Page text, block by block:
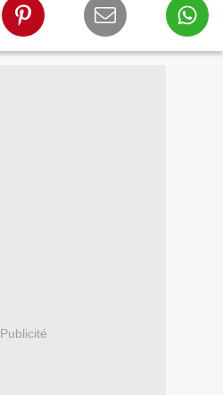
Publicité